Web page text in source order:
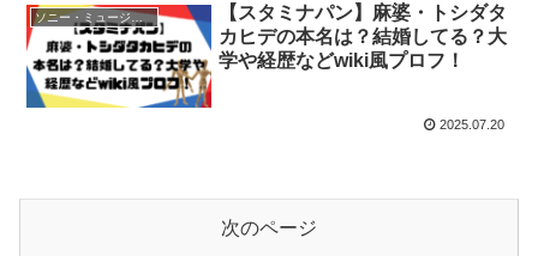
ソニー・ミュージックアーティスツ
【スタミナパン】麻婆・トシダタ
カヒデの本名は？結婚してる？大
学や経歴などwiki風プロフ！
2025.07.20
次のページ